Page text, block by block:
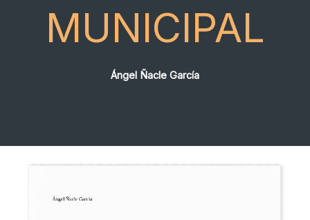
MUNICIPAL
Ángel Ñacle García